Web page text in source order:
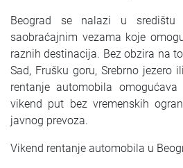
Beograd se nalazi u središtu
saobraćajnim vezama koje
raznih destinacija. Bez obzira na
Sad, Frušku goru, Srebrno jezero
rentanje automobila
vikend put bez vremenskih
javnog prevoza.
Vikend rentanje automobila u